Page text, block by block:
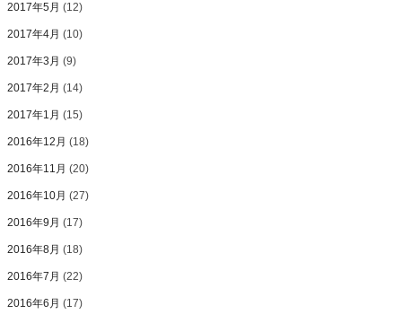
2017年5月 (12)
2017年4月 (10)
2017年3月 (9)
2017年2月 (14)
2017年1月 (15)
2016年12月 (18)
2016年11月 (20)
2016年10月 (27)
2016年9月 (17)
2016年8月 (18)
2016年7月 (22)
2016年6月 (17)